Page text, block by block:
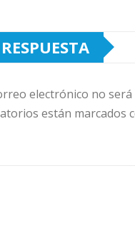
electrónico no será
están marcados